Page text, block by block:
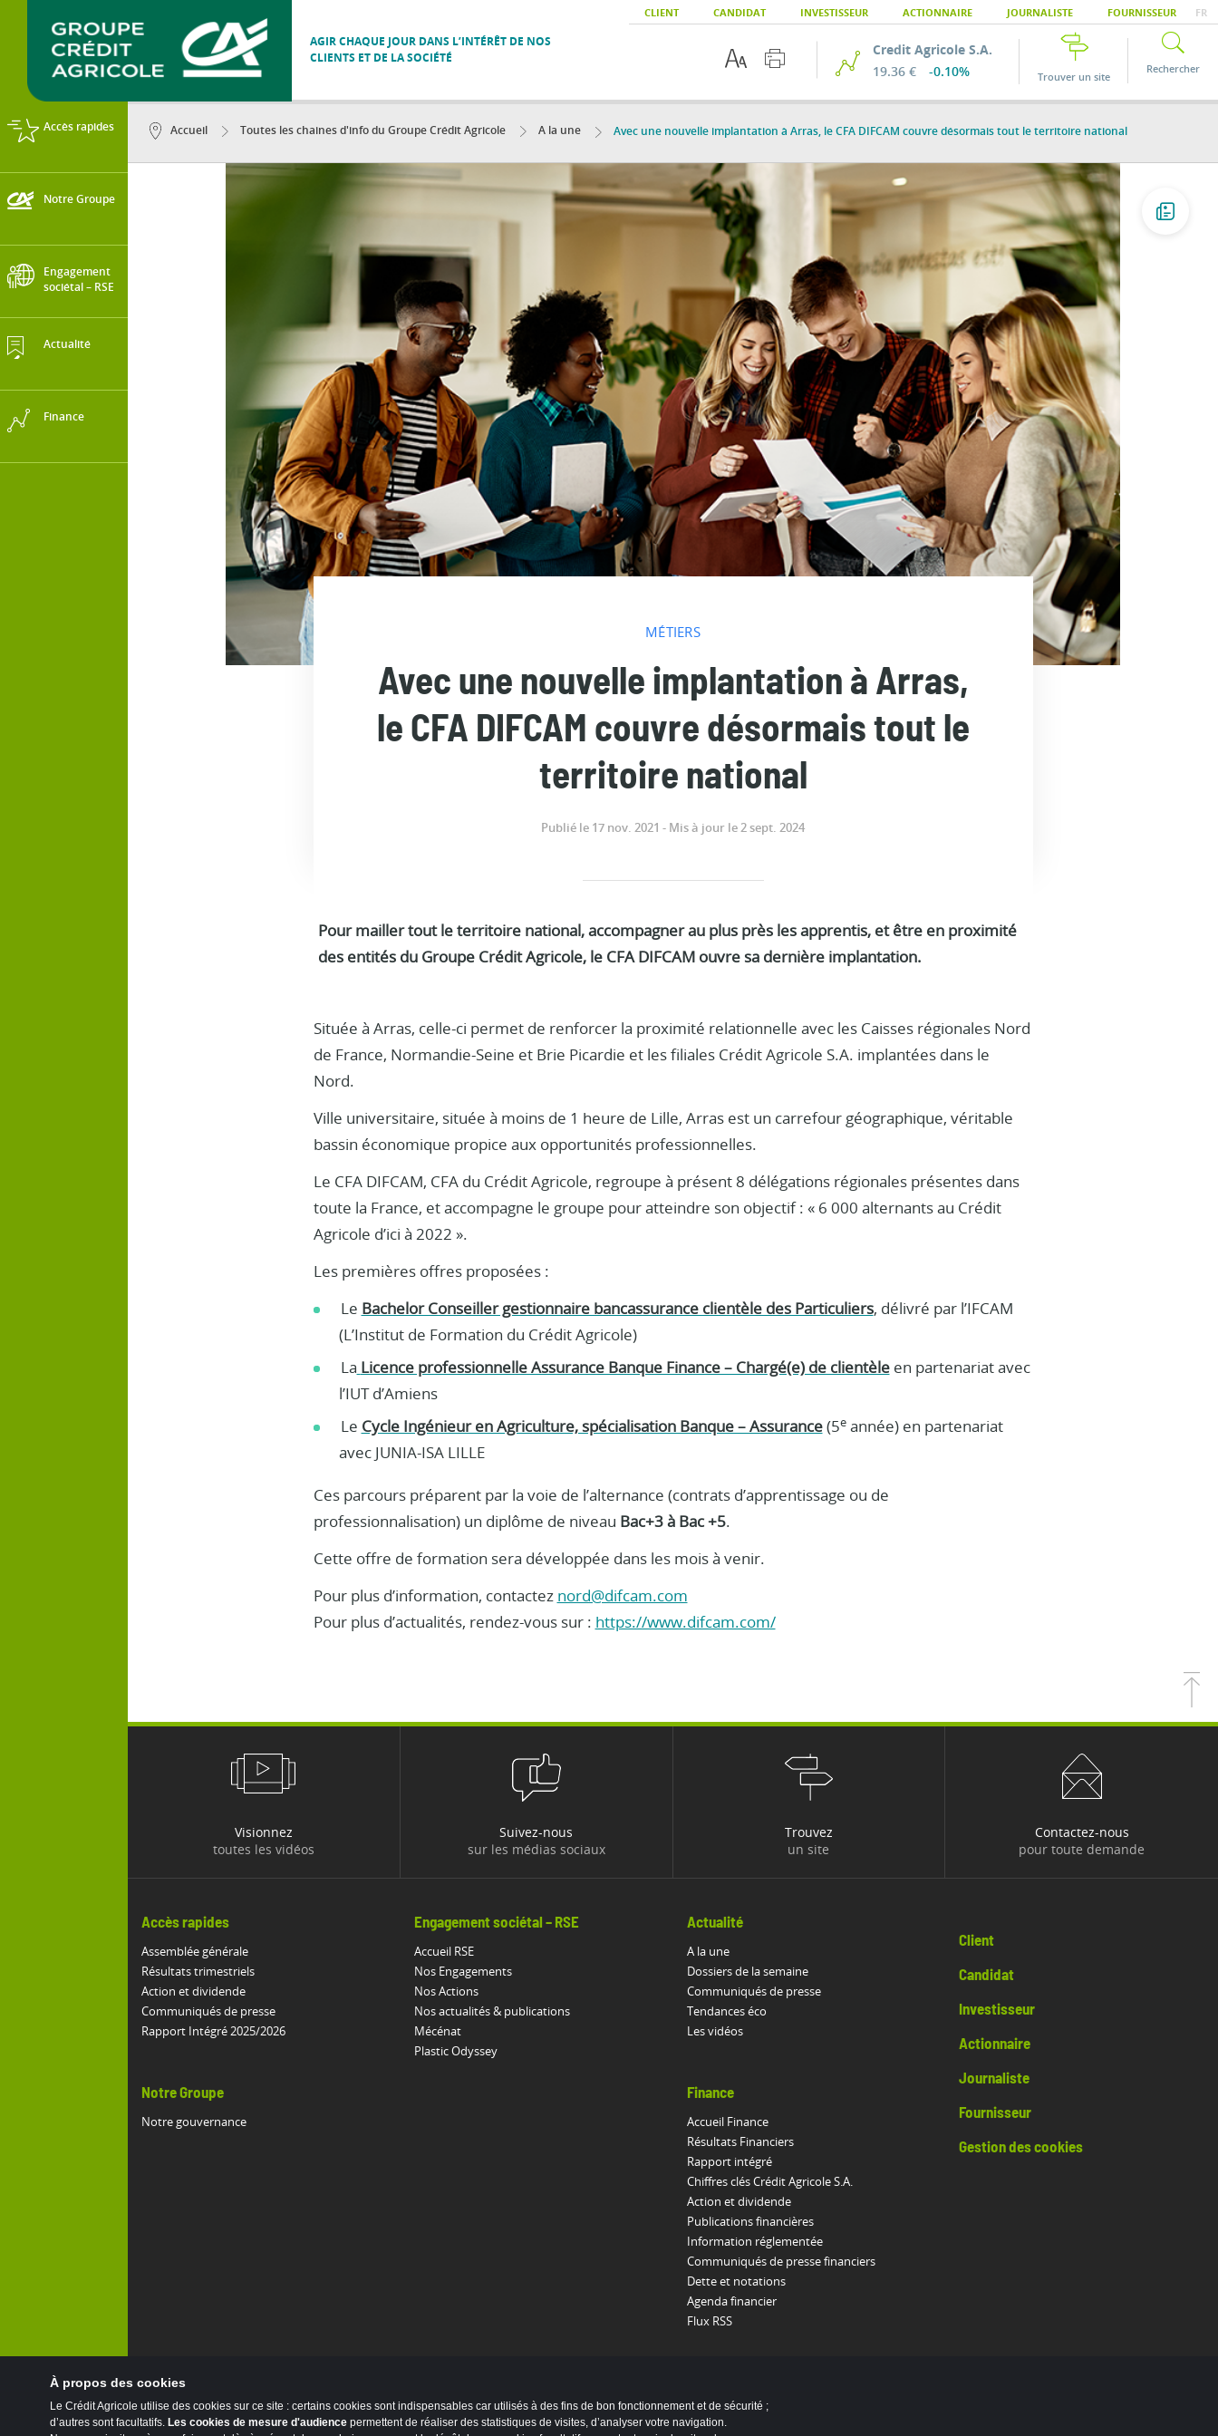
CLIENT CANDIDAT INVESTISSEUR ACTIONNAIRE JOURNALISTE FOURNISSEUR FR
AGIR CHAQUE JOUR DANS L’INTÉRÊT DE NOS
CLIENTS ET DE LA SOCIÉTÉ
Credit Agricole S.A.
19.36 €
-0.10% Trouver un site
Rechercher
Accès rapides
Notre Groupe
Engagement
sociétal – RSE
Actualité
Finance
Accueil Toutes les chaines d'info du Groupe Crédit Agricole A la une Avec une nouvelle implantation à Arras, le CFA DIFCAM couvre désormais tout le territoire national
MÉTIERS
Avec une nouvelle implantation à Arras,
le CFA DIFCAM couvre désormais tout le
territoire national
Publié le 17 nov. 2021 - Mis à jour le 2 sept. 2024
Pour mailler tout le territoire national, accompagner au plus près les apprentis, et être en proximité
des entités du Groupe Crédit Agricole, le CFA DIFCAM ouvre sa dernière implantation.
Située à Arras, celle-ci permet de renforcer la proximité relationnelle avec les Caisses régionales Nord
de France, Normandie-Seine et Brie Picardie et les filiales Crédit Agricole S.A. implantées dans le
Nord.
Ville universitaire, située à moins de 1 heure de Lille, Arras est un carrefour géographique, véritable
bassin économique propice aux opportunités professionnelles.
Le CFA DIFCAM, CFA du Crédit Agricole, regroupe à présent 8 délégations régionales présentes dans
toute la France, et accompagne le groupe pour atteindre son objectif : « 6 000 alternants au Crédit
Agricole d’ici à 2022 ».
Les premières offres proposées :
Le Bachelor Conseiller gestionnaire bancassurance clientèle des Particuliers, délivré par l’IFCAM
(L’Institut de Formation du Crédit Agricole)
La Licence professionnelle Assurance Banque Finance – Chargé(e) de clientèleen partenariat avec
l’IUT d’Amiens
Le Cycle Ingénieur en Agriculture, spécialisation Banque – Assurance(5eannée) en partenariat
avec JUNIA-ISA LILLE
Ces parcours préparent par la voie de l’alternance (contrats d’apprentissage ou de
professionnalisation) un diplôme de niveau Bac+3 à Bac +5.
Cette offre de formation sera développée dans les mois à venir.
Pour plus d’information, contactez nord@difcam.com
Pour plus d’actualités, rendez-vous sur : https://www.difcam.com/
Visionnez
toutes les vidéos
Suivez-nous
sur les médias sociaux
Trouvez
un site
Contactez-nous
pour toute demande
Accès rapides
Assemblée générale
Résultats trimestriels
Action et dividende
Communiqués de presse
Rapport Intégré 2025/2026
Notre Groupe
Notre gouvernance
Engagement sociétal – RSE
Accueil RSE
Nos Engagements
Nos Actions
Nos actualités & publications
Mécénat
Plastic Odyssey
Actualité
A la une
Dossiers de la semaine
Communiqués de presse
Tendances éco
Les vidéos
Finance
Accueil Finance
Résultats Financiers
Rapport intégré
Chiffres clés Crédit Agricole S.A.
Action et dividende
Publications financières
Information réglementée
Communiqués de presse financiers
Dette et notations
Agenda financier
Flux RSS
Client
Candidat
Investisseur
Actionnaire
Journaliste
Fournisseur
Gestion des cookies
À propos des cookies
Le Crédit Agricole utilise des cookies sur ce site : certains cookies sont indispensables car utilisés à des fins de bon fonctionnement et de sécurité ;
d’autres sont facultatifs. Les cookies de mesure d'audience permettent de réaliser des statistiques de visites, d’analyser votre navigation.